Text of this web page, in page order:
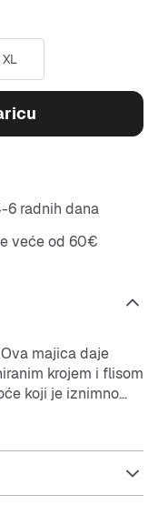
XL
6 radnih dana
veće od 60€
majica daje
krojem i flisom
koji je iznimno